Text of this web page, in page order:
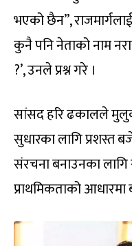
भएको छैन”,
कुनै पनि नेताको नाम
?’, उनले प्रश्न गरे ।
सांसद हरि ढकालले
सुधारका लागि प्रशस्त
संरचना बनाउनका लागि
प्राथमिकताको